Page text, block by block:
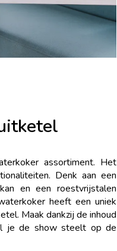
assortiment. Het
Denk aan een
en een roestvrijstalen
heeft een uniek
Maak dankzij de inhoud
je de show steelt op de